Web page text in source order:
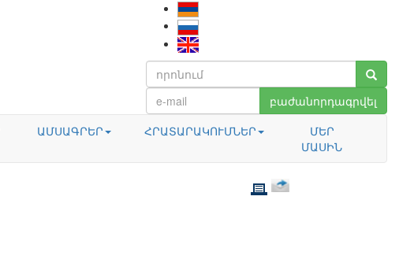
բաժանորդագրվել
ԱՄՍԱԳՐԵՐ ՀՐԱՏԱՐԱԿՈՒՄՆԵՐ
ՄԵՐ
ՄԱՍԻՆ